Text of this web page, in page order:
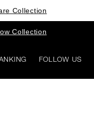
Collection
Collection
FOLLOW US